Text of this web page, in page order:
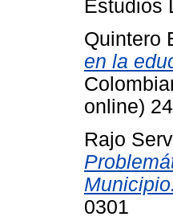
Estudios
Quintero
en la
online)
Rajo
Municipio.
0301